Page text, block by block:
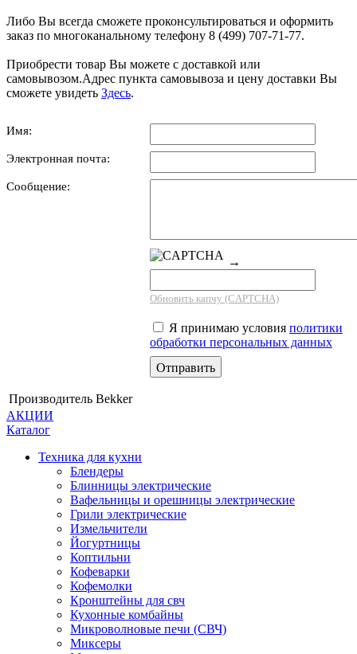
Либо Вы всегда сможете проконсультироваться и оформить
заказ по многоканальному телефону 8 (499) 707-71-77.
Приобрести товар Вы можете с доставкой или
самовывозом.Адрес пункта самовывоза и цену доставки Вы
сможете увидеть Здесь.
Имя:
Электронная почта:
Сообщение:
→
Обновить капчу (CAPTCHA)
Я принимаю условия политики
обработки персональных данных
Производитель Bekker
АКЦИИ
Каталог
Техника для кухни
Блендеры
Блинницы электрические
Вафельницы и орешницы электрические
Грили электрические
Измельчители
Йогуртницы
Коптильни
Кофеварки
Кофемолки
Кронштейны для свч
Кухонные комбайны
Микроволновые печи (СВЧ)
Миксеры